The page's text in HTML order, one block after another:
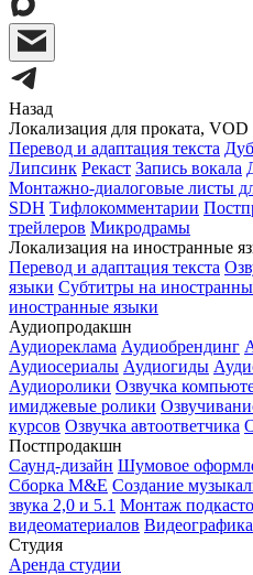
Назад
Локализация для проката,
Перевод и адаптация текста
Липсинк Рекаст Запись вокала
Монтажно-диалоговые листы
SDH Тифлокомментарии
трейлеров Микродрамы
Локализация на иностранные
Перевод и адаптация текста
языки Субтитры на
иностранные языки
Аудиопродакшн
Аудиореклама Аудиобрендинг
Аудиосериалы Аудиогиды
Аудиоролики Озвучка
имиджевые ролики
курсов Озвучка автоответчика
Постпродакшн
Саунд-дизайн Шумовое
Сборка M&E Создание
звука 2,0 и 5.1 Монтаж
видеоматериалов Видеографика
Студия
Аренда студии